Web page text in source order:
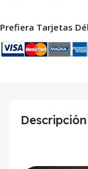
Prefiera Tarjetas
Descripción